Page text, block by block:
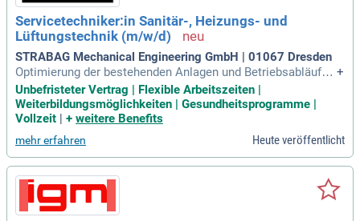
Servicetechniker:in Sanitär-, Heizungs- und
Lüftungstechnik (m/w/d)
STRABAG Mechanical Engineering GmbH | 01067 Dresden
Optimierung der bestehenden Anlagen und Betriebsabläufe;
Durchführung von Kleinreparaturen; Errichtung, Umbau und
Austausch von Anlagen; Dokumentation der durchgeführten
Arbeiten; Termin- und zielgerechte Realisierung der Einsätz
+
Unbefristeter Vertrag | Flexible Arbeitszeiten |
Weiterbildungsmöglichkeiten | Gesundheitsprogramme |
Vollzeit
+ weitere Benefits
mehr erfahren Heute veröffentlicht